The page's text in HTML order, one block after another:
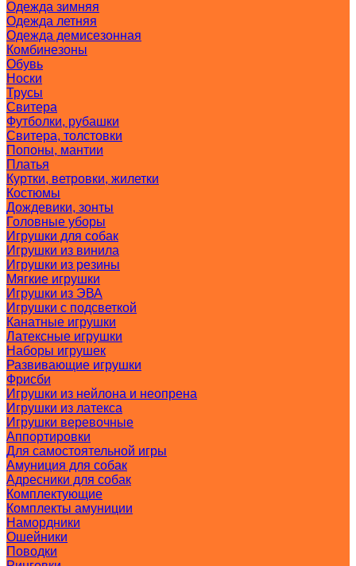
Одежда зимняя
Одежда летняя
Одежда демисезонная
Комбинезоны
Обувь
Носки
Трусы
Свитера
Футболки, рубашки
Свитера, толстовки
Попоны, мантии
Платья
Куртки, ветровки, жилетки
Костюмы
Дождевики, зонты
Головные уборы
Игрушки для собак
Игрушки из винила
Игрушки из резины
Мягкие игрушки
Игрушки из ЭВА
Игрушки с подсветкой
Канатные игрушки
Латексные игрушки
Наборы игрушек
Развивающие игрушки
Фрисби
Игрушки из нейлона и неопрена
Игрушки из латекса
Игрушки веревочные
Аппортировки
Для самостоятельной игры
Амуниция для собак
Адресники для собак
Комплектующие
Комплекты амуниции
Намордники
Ошейники
Поводки